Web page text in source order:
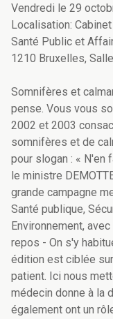
Vendredi le 29
Localisation:
Santé Public et
1210 Bruxelles,
Somnifères et
pense. Vous vous
2002 et 2003
somnifères et de
pour slogan : « N'en
le ministre
grande campagne
Santé publique,
Environnement,
repos - On s'y
édition est ciblée
patient. Ici nous
médecin donne à la
également ont un